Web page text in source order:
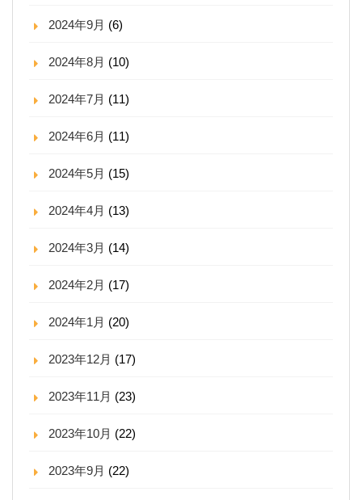
2024年9月 (6)
2024年8月 (10)
2024年7月 (11)
2024年6月 (11)
2024年5月 (15)
2024年4月 (13)
2024年3月 (14)
2024年2月 (17)
2024年1月 (20)
2023年12月 (17)
2023年11月 (23)
2023年10月 (22)
2023年9月 (22)